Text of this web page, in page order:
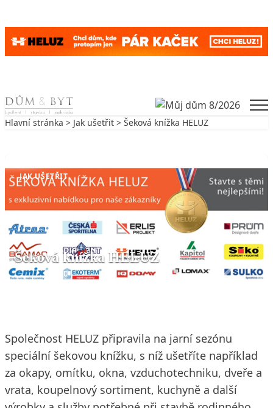
Skip to content
Hlavní stránka > Jak ušetřit > Šeková knížka HELUZ
JAK UŠETŘIT
Šeková knížka HELUZ
Společnost HELUZ připravila na jarní sezónu
speciální šekovou knížku, s níž ušetříte například
za okapy, omítku, okna, vzduchotechniku, dveře a
vrata, koupelnový sortiment, kuchyně a další